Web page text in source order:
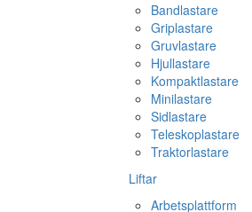
Bandlastare
Griplastare
Gruvlastare
Hjullastare
Kompaktlastare
Minilastare
Sidlastare
Teleskoplastare
Traktorlastare
Liftar
Arbetsplattform